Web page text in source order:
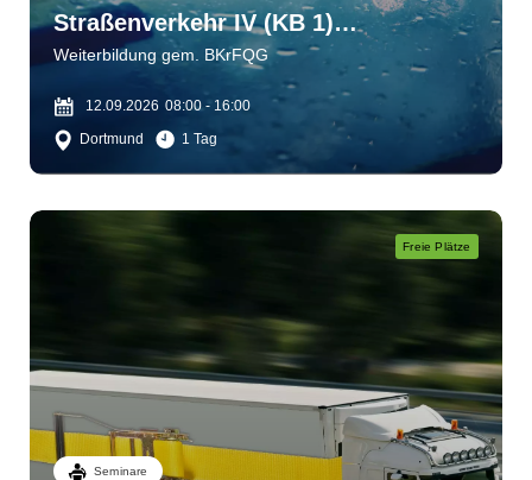
Straßenverkehr IV (KB 1)
Wahrnehmen - einschätzen -
Weiterbildung gem. BKrFQG
12.09.2026 08:00 - 16:00
Dortmund
1 Tag
Freie Plätze
Seminare